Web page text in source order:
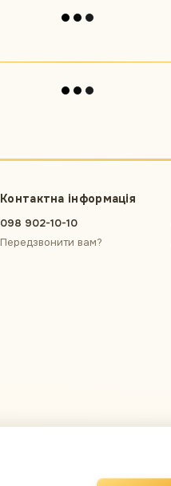
Контактна інформація
098 902-10-10
Передзвонити вам?